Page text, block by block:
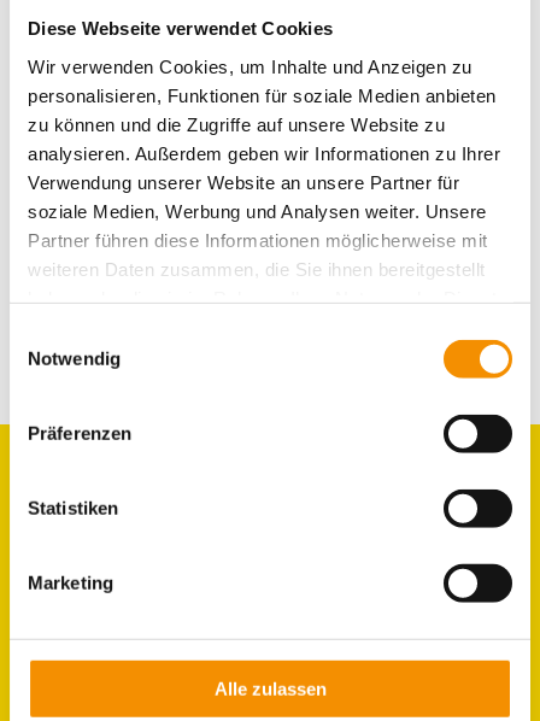
Diese Webseite verwendet Cookies
Wir verwenden Cookies, um Inhalte und Anzeigen zu
personalisieren, Funktionen für soziale Medien anbieten
zu können und die Zugriffe auf unsere Website zu
analysieren. Außerdem geben wir Informationen zu Ihrer
Verwendung unserer Website an unsere Partner für
soziale Medien, Werbung und Analysen weiter. Unsere
Partner führen diese Informationen möglicherweise mit
weiteren Daten zusammen, die Sie ihnen bereitgestellt
Notwendig
Präferenzen
Statistiken
Marketing
Alle zulassen
KÖLNER BIERBÖRSE